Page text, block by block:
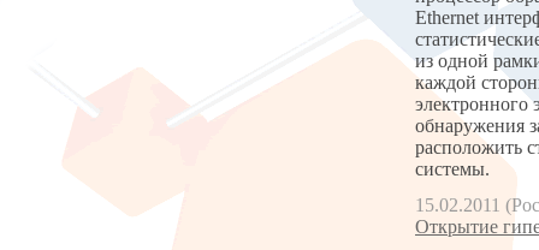
Ethernet
из одной
каждой
электронного
обнаружения
расположить
системы.
15.02.2011
Открытие